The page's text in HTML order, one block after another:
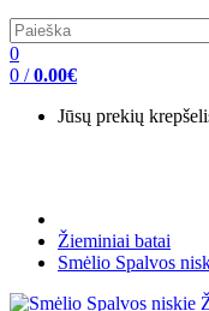
0
0 / 0.00€
Jūsų prekių
Žieminiai batai
Smėlio Spalvos